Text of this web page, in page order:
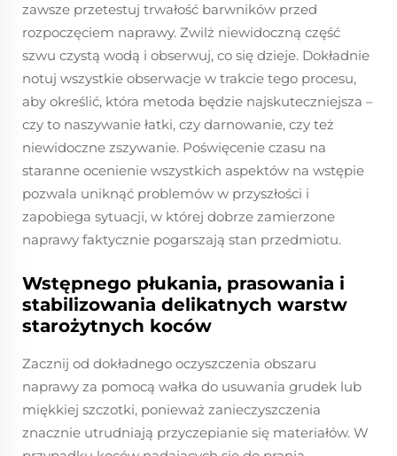
zawsze przetestuj trwałość barwników przed
rozpoczęciem naprawy. Zwilż niewidoczną część
szwu czystą wodą i obserwuj, co się dzieje. Dokładnie
notuj wszystkie obserwacje w trakcie tego procesu,
aby określić, która metoda będzie najskuteczniejsza –
czy to naszywanie łatki, czy darnowanie, czy też
niewidoczne zszywanie. Poświęcenie czasu na
staranne ocenienie wszystkich aspektów na wstępie
pozwala uniknąć problemów w przyszłości i
zapobiega sytuacji, w której dobrze zamierzone
naprawy faktycznie pogarszają stan przedmiotu.
Wstępnego płukania, prasowania i
stabilizowania delikatnych warstw
starożytnych koców
Zacznij od dokładnego oczyszczenia obszaru
naprawy za pomocą wałka do usuwania grudek lub
miękkiej szczotki, ponieważ zanieczyszczenia
znacznie utrudniają przyczepianie się materiałów. W